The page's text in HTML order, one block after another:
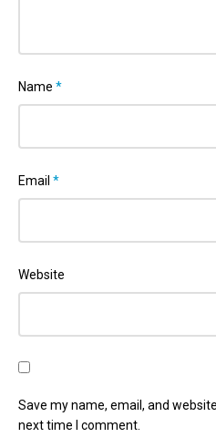
Name *
Email *
Website
Save my name, email, and
next time I comment.